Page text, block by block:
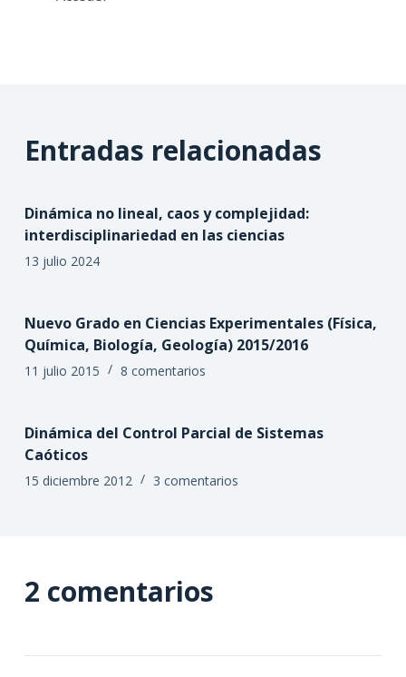
Entradas relacionadas
Dinámica no lineal, caos y complejidad:
interdisciplinariedad en las ciencias
13 julio 2024
Nuevo Grado en Ciencias Experimentales (Física,
Química, Biología, Geología) 2015/2016
11 julio 2015 8 comentarios
Dinámica del Control Parcial de Sistemas
Caóticos
15 diciembre 2012 3 comentarios
2 comentarios